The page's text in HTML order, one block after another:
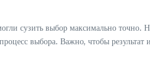
сузить выбор максимально
выбора. Важно, чтобы